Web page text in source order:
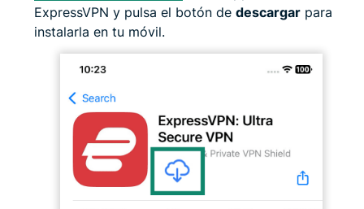
ExpressVPN y pulsa el botón de descargar para
instalarla en tu móvil.